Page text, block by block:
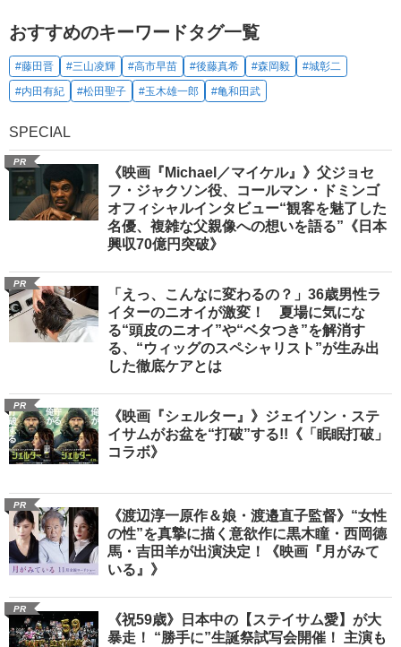
おすすめのキーワードタグ一覧
#藤田晋 #三山凌輝 #高市早苗 #後藤真希 #森岡毅
#城彰二
#内田有紀
#松田聖子 #玉木雄一郎 #亀和田武
SPECIAL
PR
《映画『Michael／マイケル』》父ジョセ
フ・ジャクソン役、コールマン・ドミンゴ
オフィシャルインタビュー“観客を魅了した
名優、複雑な父親像への想いを語る”《日本
興収70億円突破》
PR
「えっ、こんなに変わるの？」36歳男性ラ
イターのニオイが激変！ 夏場に気にな
る“頭皮のニオイ”や“ベタつき”を解消す
る、“ウィッグのスペシャリスト”が生み出
した徹底ケアとは
PR
《映画『シェルター』》ジェイソン・ステ
イサムがお盆を“打破”する!!《「眠眠打破」
コラボ》
PR
《渡辺淳一原作＆娘・渡邉直子監督》“女性
の性”を真摯に描く意欲作に黒木瞳・西岡德
馬・吉田羊が出演決定！《映画『月がみて
いる』》
PR
《祝59歳》日本中の【ステイサム愛】が大
暴走！ “勝手に”生誕祭試写会開催！ 主演も